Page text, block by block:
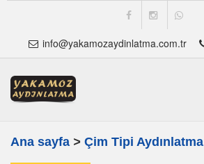
info@yakamozaydinlatma.com.tr
Ana sayfa > Çim Tipi Aydınlatma